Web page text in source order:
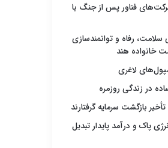
فناور پس از جنگ با
رفاه و توانمندسازی
خانواده هند
لاغری
در زندگی روزمره
بازگشت سرمایه گرفتارند
پاک و درآمد پایدار تبدیل